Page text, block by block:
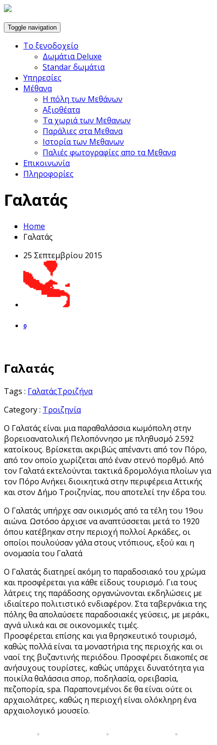
Toggle navigation
Το ξενοδοχείο
Δωμάτια Deluxe
Standar δωμάτια
Υπηρεσίες
Μέθανα
Η πόλη των Μεθάνων
Αξιοθέατα
Τα χωριά των Μεθανων
Παράλιες στα Μεθανα
Ιστορία των Μεθανων
Παλιές φωτογραφίες απο τα Μεθανα
Επικοινωνία
Πληροφορίες
Γαλατάς
Home
Γαλατάς
25 Σεπτεμβρίου 2015
0
Γαλατάς
Tags : ΓαλατάςΤροιζήνα
Category : Τροιζηνία
Ο Γαλατάς είναι μια παραθαλάσσια κωμόπολη στην
βορειοανατολική Πελοπόννησο με πληθυσμό 2.592
κατοίκους. Βρίσκεται ακριβώς απέναντι από τον Πόρο,
από τον οποίο χωρίζεται από έναν στενό πορθμό. Από
τον Γαλατά εκτελούνται τακτικά δρομολόγια πλοίων για
τον Πόρο Ανήκει διοικητικά στην περιφέρεια Αττικής
και στον Δήμο Τροιζηνίας, που αποτελεί την έδρα του.
Ο Γαλατάς υπήρχε σαν οικισμός από τα τέλη του 19ου
αιώνα. Ωστόσο άρχισε να αναπτύσσεται μετά το 1920
όπου κατέβηκαν στην περιοχή πολλοί Αρκάδες, οι
οποίοι πουλούσαν γάλα στους ντόπιους, εξού και η
ονομασία του Γαλατά
Ο Γαλατάς διατηρεί ακόμη το παραδοσιακό του χρώμα
και προσφέρεται για κάθε είδους τουρισμό. Για τους
λάτρεις της παράδοσης οργανώνονται εκδηλώσεις με
ιδιαίτερο πολιτιστικό ενδιαφέρον. Στα ταβερνάκια της
πόλης θα απολαύσετε παραδοσιακές γεύσεις, με μεράκι,
αγνά υλικά και σε οικονομικές τιμές.
Προσφέρεται επίσης και για θρησκευτικό τουρισμό,
καθώς πολλά είναι τα μοναστήρια της περιοχής και οι
ναοί της βυζαντινής περιόδου. Προσφέρει διακοπές σε
ανήσυχους τουρίστες, καθώς υπάρχει δυνατότητα για
ποικίλα θαλάσσια σπορ, ποδηλασία, ορειβασία,
πεζοπορία, spa. Παραπονεμένοι δε θα είναι ούτε οι
αρχαιολάτρες, καθώς η περιοχή είναι ολόκληρη ένα
αρχαιολογικό μουσείο.